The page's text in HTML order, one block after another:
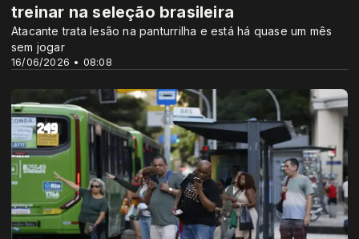
16/06/2026 • 08:08
treinar na seleção brasileira
Atacante trata lesão na panturrilha e está há quase um mês
sem jogar